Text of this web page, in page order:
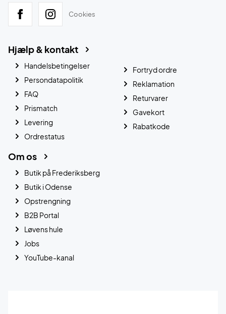
Cookies
Hjælp & kontakt
Handelsbetingelser
Persondatapolitik
FAQ
Prismatch
Levering
Ordrestatus
Fortryd ordre
Reklamation
Returvarer
Gavekort
Rabatkode
Om os
Butik på Frederiksberg
Butik i Odense
Opstrengning
B2B Portal
Løvens hule
Jobs
YouTube-kanal